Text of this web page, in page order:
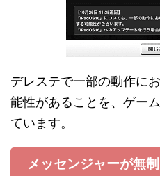
デレステで一部の動作に
能性があることを、ゲー
ています。
メッセンジャーが無